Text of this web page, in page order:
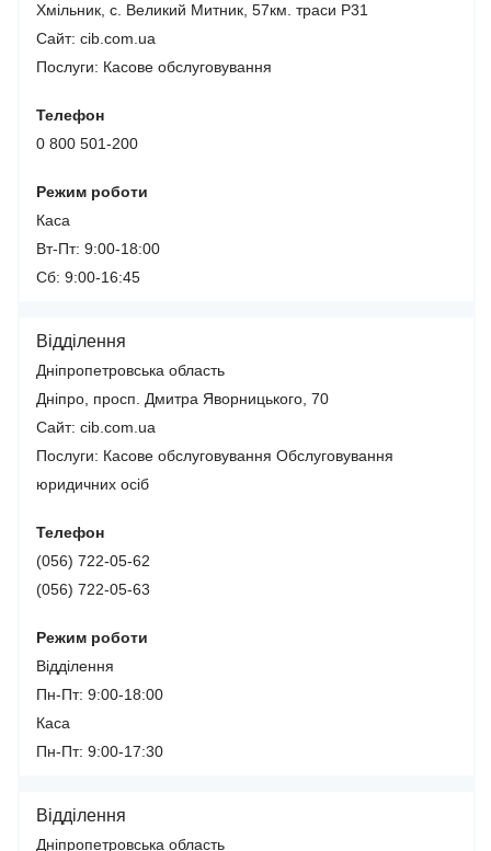
Хмільник, с. Великий Митник, 57км. траси Р31
Сайт: cib.com.ua
Послуги: Касове обслуговування
Телефон
0 800 501-200
Режим роботи
Каса
Вт-Пт: 9:00-18:00
Сб: 9:00-16:45
Відділення
Дніпропетровська область
Дніпро, просп. Дмитра Яворницького, 70
Сайт: cib.com.ua
Послуги: Касове обслуговування Обслуговування
юридичних осіб
Телефон
(056) 722-05-62
(056) 722-05-63
Режим роботи
Відділення
Пн-Пт: 9:00-18:00
Каса
Пн-Пт: 9:00-17:30
Відділення
Дніпропетровська область